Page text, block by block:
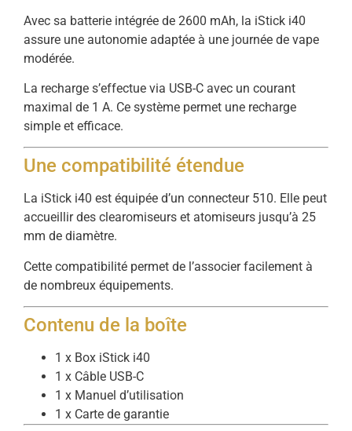
Avec sa batterie intégrée de 2600 mAh, la iStick i40
assure une autonomie adaptée à une journée de vape
modérée.
La recharge s’effectue via USB-C avec un courant
maximal de 1 A. Ce système permet une recharge
simple et efficace.
Une compatibilité étendue
La iStick i40 est équipée d’un connecteur 510. Elle peut
accueillir des clearomiseurs et atomiseurs jusqu’à 25
mm de diamètre.
Cette compatibilité permet de l’associer facilement à
de nombreux équipements.
Contenu de la boîte
1 x Box iStick i40
1 x Câble USB-C
1 x Manuel d’utilisation
1 x Carte de garantie